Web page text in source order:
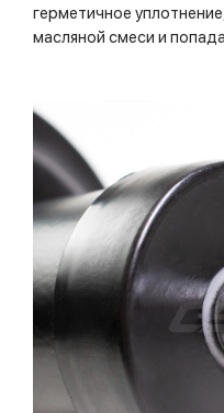
герметичное
масляной смеси и